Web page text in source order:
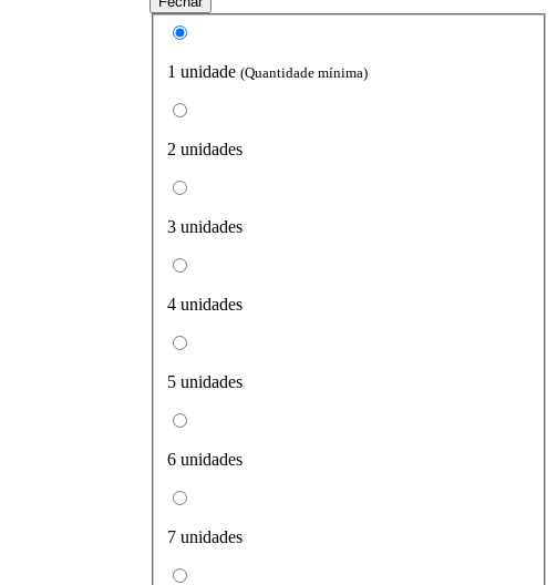
1 unidade (Quantidade mínima)
2 unidades
3 unidades
4 unidades
5 unidades
6 unidades
7 unidades